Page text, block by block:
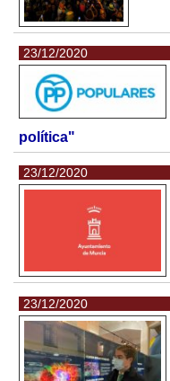
23/12/2020
política"
23/12/2020
23/12/2020